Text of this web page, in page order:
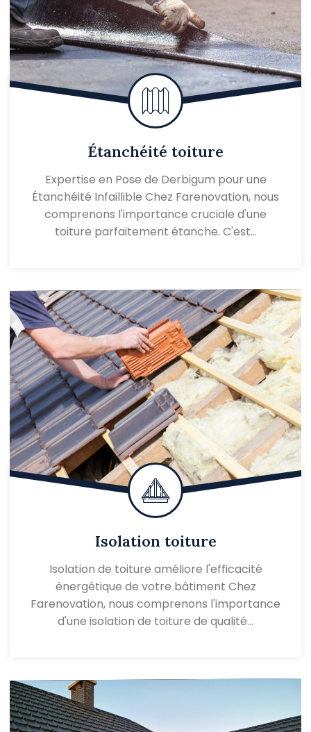
Étanchéité toiture
Expertise en Pose de Derbigum pour une
Étanchéité Infaillible Chez Farenovation, nous
comprenons l'importance cruciale d'une
toiture parfaitement étanche. C'est…
Isolation toiture
Isolation de toiture améliore l'efficacité
énergétique de votre bâtiment Chez
Farenovation, nous comprenons l'importance
d'une isolation de toiture de qualité…